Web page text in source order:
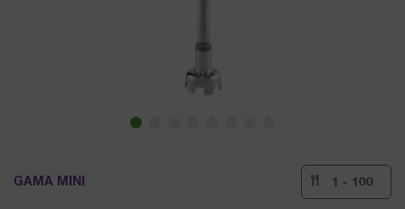
GAMA MINI 1 - 100